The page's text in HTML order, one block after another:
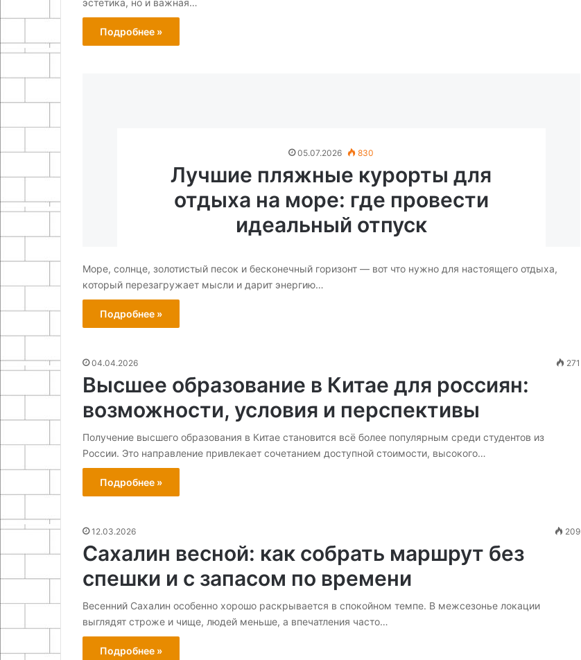
эстетика, но и важная…
Подробнее »
05.07.2026 830
Лучшие пляжные курорты для
отдыха на море: где провести
идеальный отпуск
Море, солнце, золотистый песок и бесконечный горизонт — вот что нужно для настоящего отдыха,
который перезагружает мысли и дарит энергию…
Подробнее »
04.04.2026 271
Высшее образование в Китае для россиян:
возможности, условия и перспективы
Получение высшего образования в Китае становится всё более популярным среди студентов из
России. Это направление привлекает сочетанием доступной стоимости, высокого…
Подробнее »
12.03.2026 209
Сахалин весной: как собрать маршрут без
спешки и с запасом по времени
Весенний Сахалин особенно хорошо раскрывается в спокойном темпе. В межсезонье локации
выглядят строже и чище, людей меньше, а впечатления часто…
Подробнее »